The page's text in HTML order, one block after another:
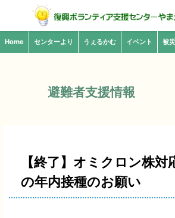
Home センターより うぇるかむ イベント 被
避難者支援情報
【終了】オミクロン株対
の年内接種のお願い